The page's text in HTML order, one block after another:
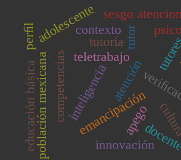
atención
emancipación
inteligencia
competencias teletrabajo
apego
población mexicana
educación básica
adolescente tutor
tutoría
contexto
perﬁl
sesgo
innovación